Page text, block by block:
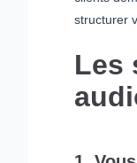
structurer
Les